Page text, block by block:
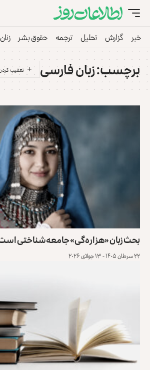
خبر گزارش تحلیل ترجمه حقوق بشر زنان
برچسب:زبان فارسی
بحث زبان «هزاره‌گی» جامعه‌‌شناختی
۲۲ سرطان ۱۴۰۵ - ۱۳ جولای ۲۰۲۶